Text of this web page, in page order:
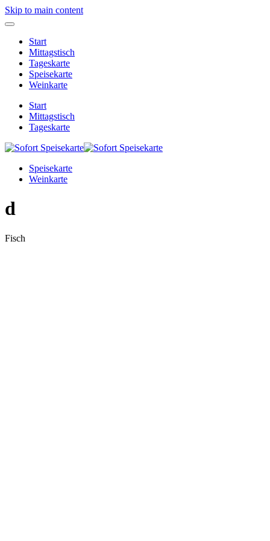
Skip to main content
Start
Mittagstisch
Tageskarte
Speisekarte
Weinkarte
Start
Mittagstisch
Tageskarte
Speisekarte
Weinkarte
d
Fisch